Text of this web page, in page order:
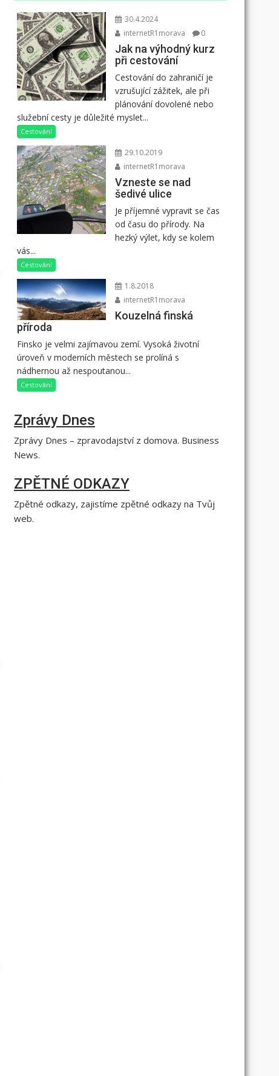
30.4.2024
internetR1morava
0
Jak na výhodný kurz
při cestování
Cestování do zahraničí je
vzrušující zážitek, ale při
plánování dovolené nebo
služební cesty je důležité myslet...
Cestování
29.10.2019
internetR1morava
Vzneste se nad
šedivé ulice
Je příjemné vypravit se čas
od času do přírody. Na
hezký výlet, kdy se kolem
vás...
Cestování
1.8.2018
internetR1morava
Kouzelná finská
příroda
Finsko je velmi zajímavou zemí. Vysoká životní
úroveň v moderních městech se prolíná s
nádhernou až nespoutanou...
Cestování
Zprávy Dnes
Zprávy Dnes – zpravodajství z domova. Business
News.
ZPĚTNÉ ODKAZY
Zpětné odkazy, zajistíme zpětné odkazy na Tvůj
web.